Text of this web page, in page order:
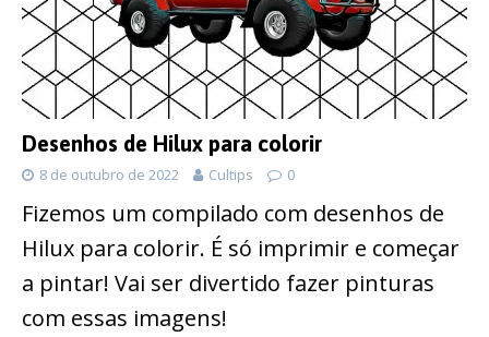
Desenhos de Hilux para colorir
8 de outubro de 2022 Cultips 0
Fizemos um compilado com desenhos de
Hilux para colorir. É só imprimir e começar
a pintar! Vai ser divertido fazer pinturas
com essas imagens!